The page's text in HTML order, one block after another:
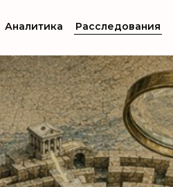
Аналитика Расследования